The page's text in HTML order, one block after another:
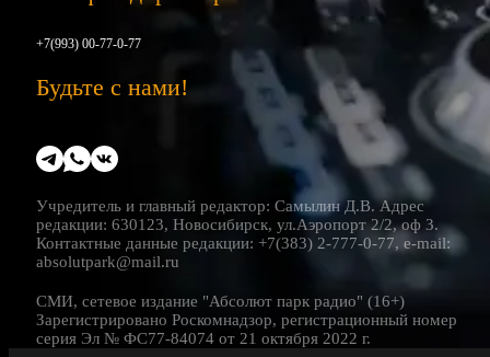
+7(993) 00-77-0-77
Будьте с нами!
Учредитель и главный редактор: Самылин Д.В. Адрес
редакции: 630123, Новосибирск, ул.Аэропорт 2/2, оф 3.
Контактные данные редакции: +7(383) 2-777-0-77, e-mail:
absolutpark@mail.ru
СМИ, сетевое издание "Абсолют парк радио" (16+)
Зарегистрировано Роскомнадзор, регистрационный номер
серия Эл № ФС77-84074 от 21 октября 2022 г.